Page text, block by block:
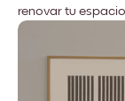
renovar tu